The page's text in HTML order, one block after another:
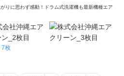
りに思わず感動！ドラム式洗濯機も最新機種エア
7枚